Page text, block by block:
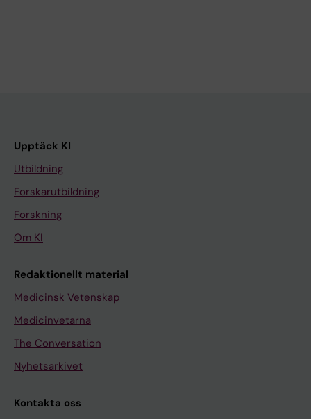
Upptäck KI
Utbildning
Forskarutbildning
Forskning
Om KI
Redaktionellt material
Medicinsk Vetenskap
Medicinvetarna
The Conversation
Nyhetsarkivet
Kontakta oss